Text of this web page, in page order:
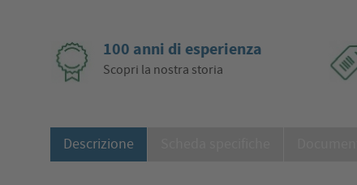
100 anni di esperienza
Scopri la nostra storia
Descrizione